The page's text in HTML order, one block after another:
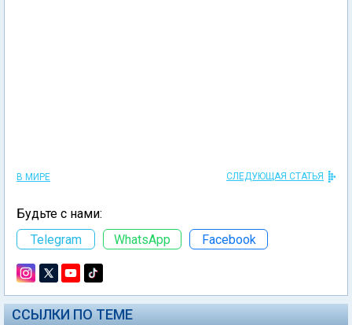
В МИРЕ СЛЕДУЮЩАЯ СТАТЬЯ
Будьте с нами:
Telegram
WhatsApp Facebook
ССЫЛКИ ПО ТЕМЕ